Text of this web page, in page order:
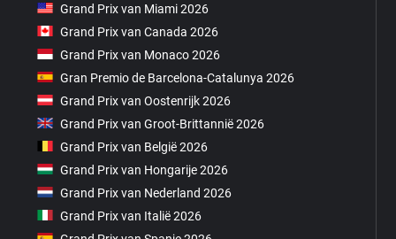
Grand Prix van Miami 2026
Grand Prix van Canada 2026
Grand Prix van Monaco 2026
Gran Premio de Barcelona-Catalunya 2026
Grand Prix van Oostenrijk 2026
Grand Prix van Groot-Brittannië 2026
Grand Prix van België 2026
Grand Prix van Hongarije 2026
Grand Prix van Nederland 2026
Grand Prix van Italië 2026